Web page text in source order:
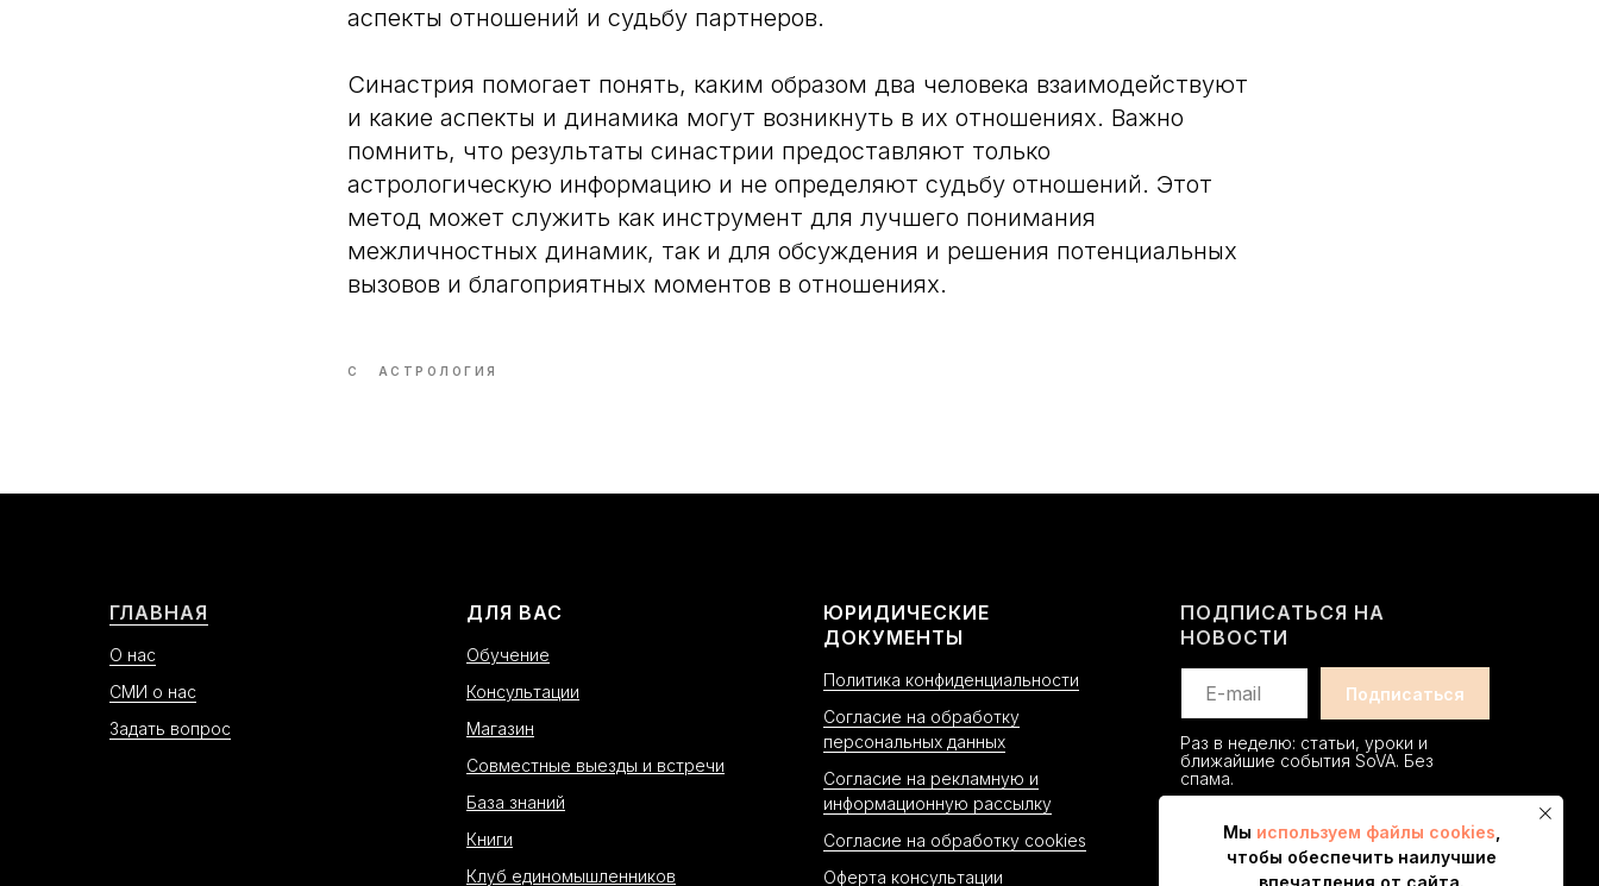
аспекты отношений и судьбу партнеров.
Синастрия помогает понять, каким образом два человека взаимодействуют
и какие аспекты и динамика могут возникнуть в их отношениях. Важно
помнить, что результаты синастрии предоставляют только
астрологическую информацию и не определяют судьбу отношений. Этот
метод может служить как инструмент для лучшего понимания
межличностных динамик, так и для обсуждения и решения потенциальных
вызовов и благоприятных моментов в отношениях.
С АСТРОЛОГИЯ
ГЛАВНАЯ
О нас
СМИ о нас
Задать вопрос
ДЛЯ ВАС
Обучение
Консультации
Магазин
Совместные выезды и встречи
База знаний
Книги
Клуб единомышленников
ЮРИДИЧЕСКИЕ
ДОКУМЕНТЫ
Политика конфиденциальности
Согласие на обработку
персональных данных
Согласие на рекламную и
информационную рассылку
Согласие на обработку cookies
Оферта консультации
ПОДПИСАТЬСЯ НА
НОВОСТИ
Раз в неделю: статьи, уроки и
ближайшие события SoVA. Без
спама.
Мы используем файлы cookies
чтобы обеспечить наилучшие